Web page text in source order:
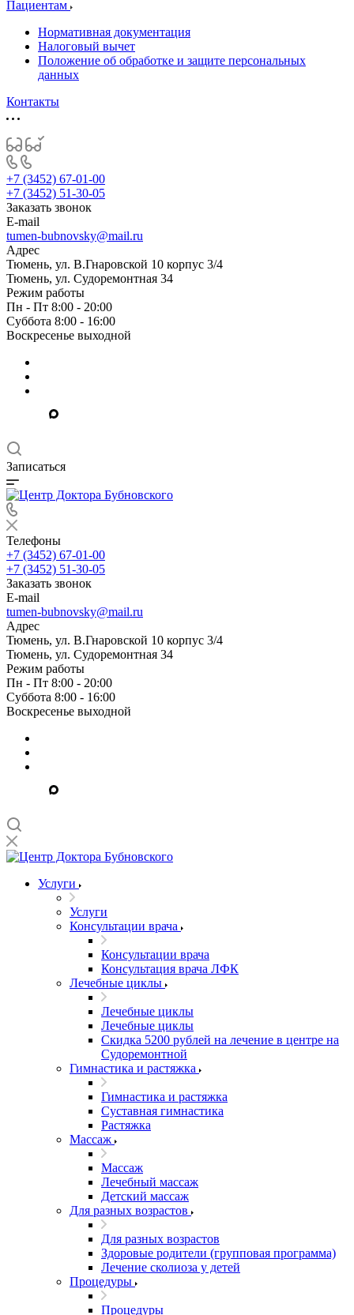
Пациентам
Нормативная документация
Налоговый вычет
Положение об обработке и защите персональных
данных
Контакты
+7 (3452) 67-01-00
+7 (3452) 51-30-05
Заказать звонок
E-mail
tumen-bubnovsky@mail.ru
Адрес
Тюмень, ул. В.Гнаровской 10 корпус 3/4
Тюмень, ул. Судоремонтная 34
Режим работы
Пн - Пт 8:00 - 20:00
Суббота 8:00 - 16:00
Воскресенье выходной
Записаться
Телефоны
+7 (3452) 67-01-00
+7 (3452) 51-30-05
Заказать звонок
E-mail
tumen-bubnovsky@mail.ru
Адрес
Тюмень, ул. В.Гнаровской 10 корпус 3/4
Тюмень, ул. Судоремонтная 34
Режим работы
Пн - Пт 8:00 - 20:00
Суббота 8:00 - 16:00
Воскресенье выходной
Услуги
Услуги
Консультации врача
Консультации врача
Консультация врача ЛФК
Лечебные циклы
Лечебные циклы
Лечебные циклы
Скидка 5200 рублей на лечение в центре на
Судоремонтной
Гимнастика и растяжка
Гимнастика и растяжка
Суставная гимнастика
Растяжка
Массаж
Массаж
Лечебный массаж
Детский массаж
Для разных возрастов
Для разных возрастов
Здоровые родители (групповая программа)
Лечение сколиоза у детей
Процедуры
Процедуры